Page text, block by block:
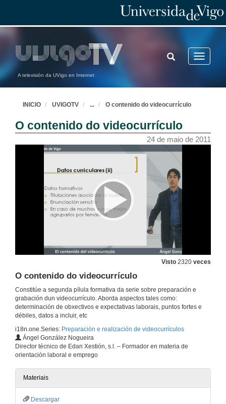
A televisión da UVigo en Internet
Toggle
TOGGLE
SEARCH
INICIO UVIGOTV ... O contenido do videocurrículo
O contenido do videocurrículo
24 de maio de 2011
Visto 2320 veces
O contenido do videocurrículo
Constitúe a segunda pílula formativa da serie sobre preparación e
grabación dun videocurrículo. Aborda aspectos tales como:
determinación de obxectivos e expectativas laborais, puntos fortes e
débiles, datos a incluir, etc
i18n.one.Series: Preparación e realización de videocurrículos
Ángel González Nogueira
Director técnico de Edan Xestión, s.l. – Formador en materia de
orientación laboral e emprego
Materiais
Descargar